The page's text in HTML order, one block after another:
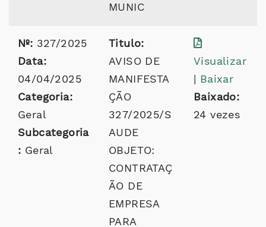
MUNIC
Nº: 327/2025
Data:
04/04/2025
Categoria:
Geral
Subcategoria
: Geral
Titulo:
AVISO DE
MANIFESTA
ÇÃO
327/2025/S
AUDE
OBJETO:
CONTRATAÇ
ÃO DE
EMPRESA
PARA
Visualizar
| Baixar
Baixado:
24 vezes